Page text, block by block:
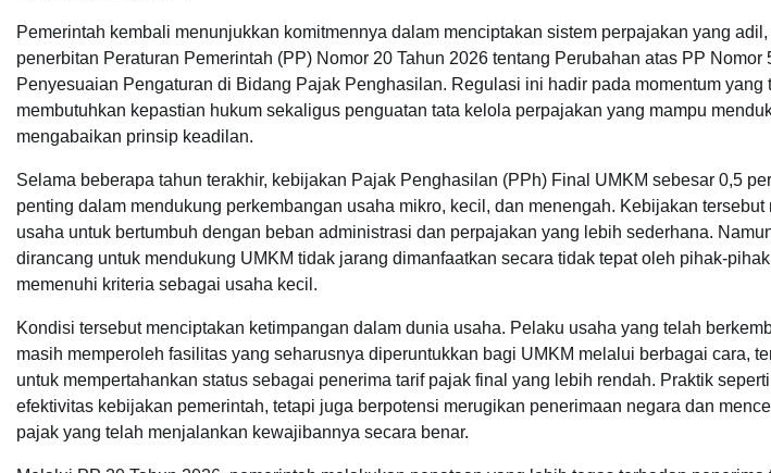
Pemerintah kembali menunjukkan komitmennya dalam menciptakan sistem perpajakan yang
penerbitan Peraturan Pemerintah (PP) Nomor 20 Tahun 2026 tentang Perubahan atas PP Nomor
Penyesuaian Pengaturan di Bidang Pajak Penghasilan. Regulasi ini hadir pada momentum yang
membutuhkan kepastian hukum sekaligus penguatan tata kelola perpajakan yang mampu
mengabaikan prinsip keadilan.
Selama beberapa tahun terakhir, kebijakan Pajak Penghasilan (PPh) Final UMKM sebesar 0,5
penting dalam mendukung perkembangan usaha mikro, kecil, dan menengah. Kebijakan
usaha untuk bertumbuh dengan beban administrasi dan perpajakan yang lebih sederhana.
dirancang untuk mendukung UMKM tidak jarang dimanfaatkan secara tidak tepat oleh pihak-
memenuhi kriteria sebagai usaha kecil.
Kondisi tersebut menciptakan ketimpangan dalam dunia usaha. Pelaku usaha yang telah
masih memperoleh fasilitas yang seharusnya diperuntukkan bagi UMKM melalui berbagai cara,
untuk mempertahankan status sebagai penerima tarif pajak final yang lebih rendah. Praktik
efektivitas kebijakan pemerintah, tetapi juga berpotensi merugikan penerimaan negara dan
pajak yang telah menjalankan kewajibannya secara benar.